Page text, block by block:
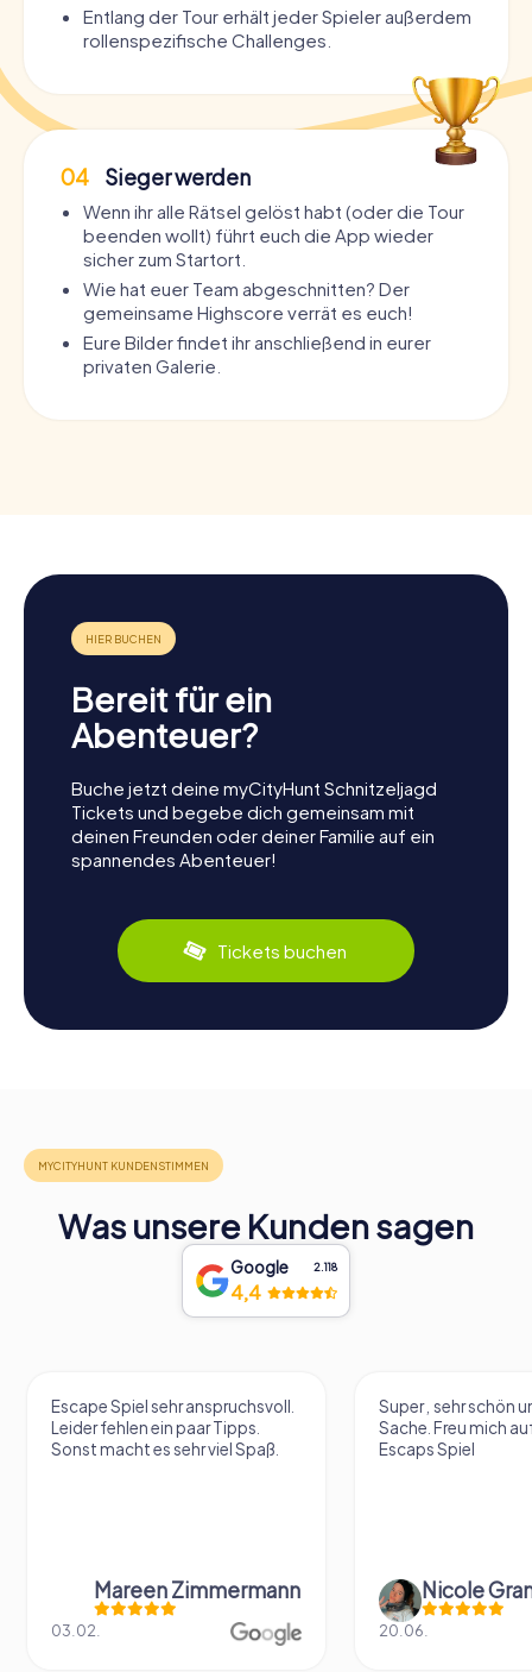
Entlang der Tour erhält jeder Spieler außerdem
rollenspezifische Challenges.
04 Sieger werden
Wenn ihr alle Rätsel gelöst habt (oder die Tour
beenden wollt) führt euch die App wieder
sicher zum Startort.
Wie hat euer Team abgeschnitten? Der
gemeinsame Highscore verrät es euch!
Eure Bilder findet ihr anschließend in eurer
privaten Galerie.
Bereit für ein
Abenteuer?
Buche jetzt deine myCityHunt Schnitzeljagd
Tickets und begebe dich gemeinsam mit
deinen Freunden oder deiner Familie auf ein
spannendes Abenteuer!
Tickets buchen
Was unsere Kunden sagen
Google 2.118
4,4
Escape Spiel sehr anspruchsvoll.
Leider fehlen ein paar Tipps.
Sonst macht es sehr viel Spaß.
Mareen Zimmermann
03.02.
Super , sehr schön
Sache. Freu mich
Escaps Spiel
Nicole
20.06.